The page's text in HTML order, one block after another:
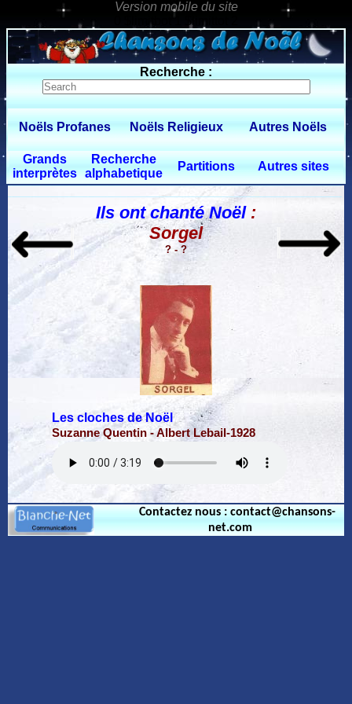
0 $limitbot 1 $limittot 2
Recherche :
Noëls Profanes Noëls Religieux Autres Noëls
Grands
interprètes
Recherche
alphabetique
Partitions Autres sites
Ils ont chanté Noël:
Sorgel
? - ?
Les cloches de Noël
Suzanne Quentin - Albert Lebail-1928
Contactez nous : contact@chansons-
net.com